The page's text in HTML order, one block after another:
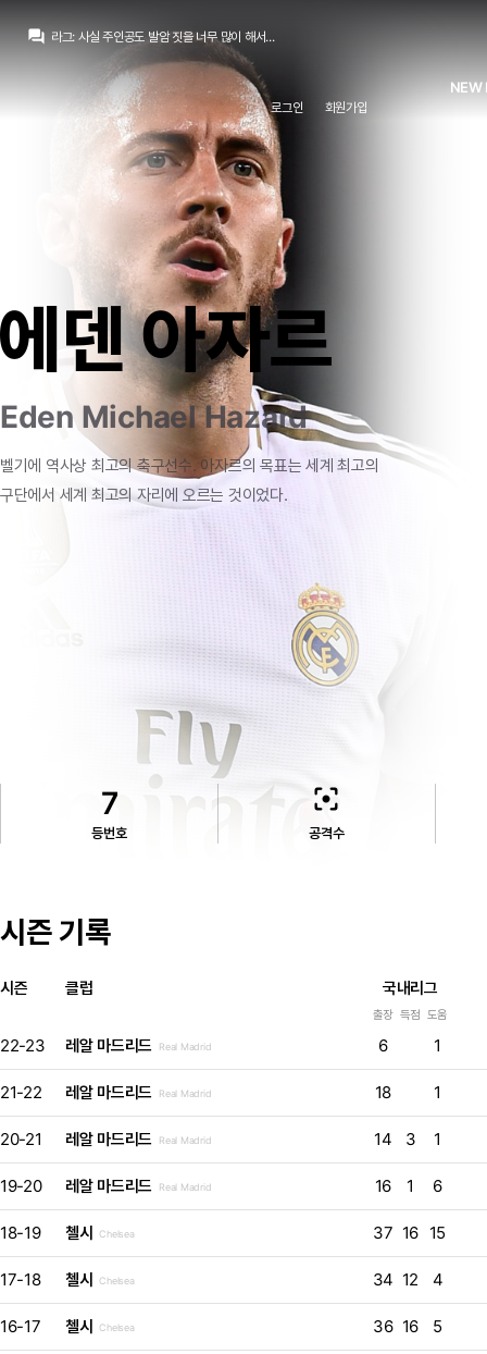
question_answer 라그: 사실 주인공도 발암 짓을 너무 많이 해서...
/chat_images/20260808_235419_6a77431bc5adc.jpg 내년은 이름 있는 스튜디오 라인업만 해도 이정도
TheWeeknd:27도 아닌 28년 라인업..ㄷㄷ
정보: 고증오류라는 말을 표준어로 만들어준 게임이 콜옵: 모던 워페어 2
틸타가 너무 맥없이 죽어서
/chat_images/20260808_234505_6a7740f10eeae.jpg 28년 영화 라인업
호제던 실사 영화는 왜 나오는겨...
내년 4월에 젤다의 전설 영화 있고...
마르코 로이스
에이션트원은 여자로 변경되면서 좀 더 깊이가 있어졌죠 뭔가 진짜 도사 느낌이 많이 났음
괜히 활 쏘고, 노래 듣고 싶다고 난리치고
NEW
로그인 회원가입
덴 아자르
Eden Michael Hazard
벨기에 역사상 최고의축구선수. 아자르의 목표는 세계 최고의
구단에서 세계 최고의자리에 오르는 것이었다.
7
등번호
filter_center_focus
공격수
시즌 기록
시즌 클럽 국내리그
출장 득점 도움
22-23 레알 마드리드 Real Madrid 6 1
21-22 레알 마드리드 Real Madrid 18 1
20-21 레알 마드리드 Real Madrid 14 3 1
19-20 레알 마드리드 Real Madrid 16 1 6
18-19 첼시 Chelsea 37 16 15
17-18 첼시 Chelsea 34 12 4
16-17 첼시 Chelsea 36 16 5